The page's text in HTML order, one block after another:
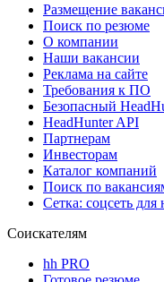
Размещение
Поиск по резюме
О компании
Наши вакансии
Реклама на сайте
Требования к ПО
Безопасный
HeadHunter API
Партнерам
Инвесторам
Каталог компаний
Поиск по
Сетка: соцсеть для
Соискателям
hh PRO